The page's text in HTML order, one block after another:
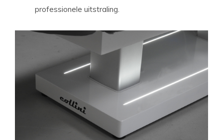
professionele uitstraling.